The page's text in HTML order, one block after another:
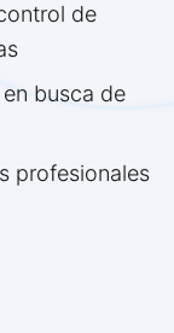
de
busca de
profesionales